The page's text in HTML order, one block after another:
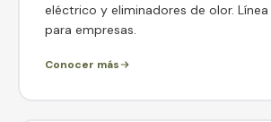
eléctrico y eliminadores de olor.
para empresas.
Conocer más